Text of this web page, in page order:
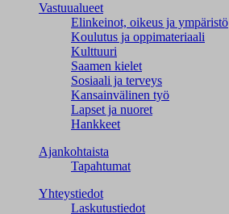
Vastuualueet
Elinkeinot, oikeus ja ympäristö
Koulutus ja oppimateriaali
Kulttuuri
Saamen kielet
Sosiaali ja terveys
Kansainvälinen työ
Lapset ja nuoret
Hankkeet
Ajankohtaista
Tapahtumat
Yhteystiedot
Laskutustiedot